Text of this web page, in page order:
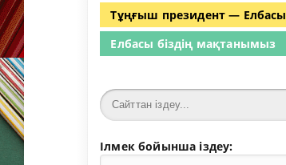
Тұңғыш президент — Елбасы
Елбасы біздің мақтанымыз
Ілмек бойынша іздеу: